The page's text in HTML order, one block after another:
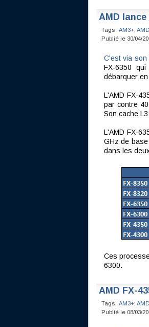
AMD lance
Tags : AM3+; AMD
Publié le 30/04/
C'est via son
FX-6350
débarquer
L'AMD FX-
par contre
Son cache
L'AMD FX-
GHz de
dans les
Ces
6300.
AMD FX-
Tags : AM3+; AMD
Publié le 08/03/